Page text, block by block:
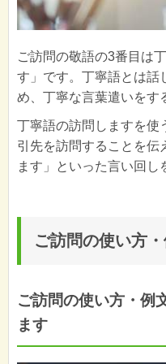
ご訪問の敬語の3番目は
す」です。丁寧語とは話
め、丁寧な言葉遣いをす
丁寧語の訪問しますを使
引先を訪問することを伝
ます」といった言い回し
ご訪問の使い方
ご訪問の使い方・例
ます